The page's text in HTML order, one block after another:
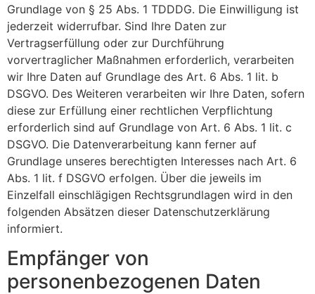
Grundlage von § 25 Abs. 1 TDDDG. Die Einwilligung ist
jederzeit widerrufbar. Sind Ihre Daten zur
Vertragserfüllung oder zur Durchführung
vorvertraglicher Maßnahmen erforderlich, verarbeiten
wir Ihre Daten auf Grundlage des Art. 6 Abs. 1 lit. b
DSGVO. Des Weiteren verarbeiten wir Ihre Daten, sofern
diese zur Erfüllung einer rechtlichen Verpflichtung
erforderlich sind auf Grundlage von Art. 6 Abs. 1 lit. c
DSGVO. Die Datenverarbeitung kann ferner auf
Grundlage unseres berechtigten Interesses nach Art. 6
Abs. 1 lit. f DSGVO erfolgen. Über die jeweils im
Einzelfall einschlägigen Rechtsgrundlagen wird in den
folgenden Absätzen dieser Datenschutzerklärung
informiert.
Empfänger von
personenbezogenen Daten